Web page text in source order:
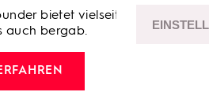
bietet vielseitige
auch bergab.